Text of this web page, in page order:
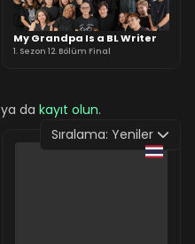
My Grandpa Is a BL Writer
1. Sezon 12. Bölüm Final
ya da kayıt olun.
Sıralama: Yeniler